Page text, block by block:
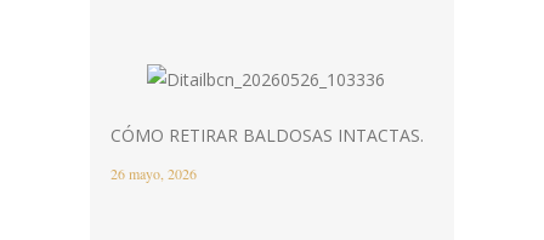
CÓMO RETIRAR BALDOSAS INTACTAS.
26 mayo, 2026